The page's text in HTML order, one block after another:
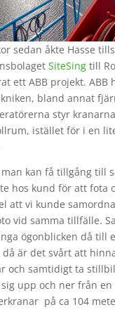
sedan åkte Hasse
SiteSingtill
ett ABB projekt. ABB
bland annat
styr
istället för i en
kan få tillgång till
hos kund för att fota
att vi kunde
vid samma tillfälle.
ögonblicken då till
är det svårt att
och samtidigt ta
upp och ner från en
på ca 104